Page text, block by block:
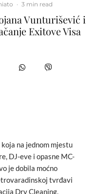
· 3 min read
Vunturišević i
Exitove Visa
na jednom mjestu
DJ-eve i opasne MC-
je dobila moćno
tvrđavi
Dry Cleaning,